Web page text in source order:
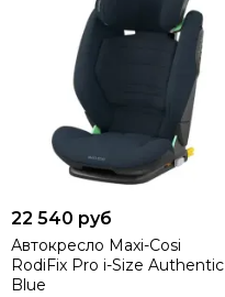
22 540 руб
Автокресло Maxi-Cosi
RodiFix Pro i-Size Authentic
Blue